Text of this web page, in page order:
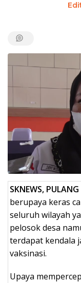
SKNEWS,
berupaya keras
seluruh wilayah
pelosok desa
terdapat kendala
vaksinasi.
Upaya